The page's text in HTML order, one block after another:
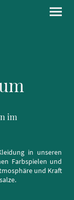
im
in unseren
Farbspielen und
und Kraft